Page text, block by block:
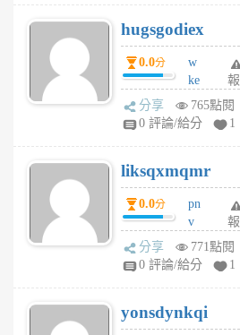
6
個
月
前
hugsgodiex
0.0分
w
ke
rv
pj
6
個
月
前
報
分享
765點閱
0 評論/給分
1
liksqxmqmr
0.0分
pn
v
wt
sv
6
個
報
分享
771點閱
0 評論/給分
1
yonsdynkqi